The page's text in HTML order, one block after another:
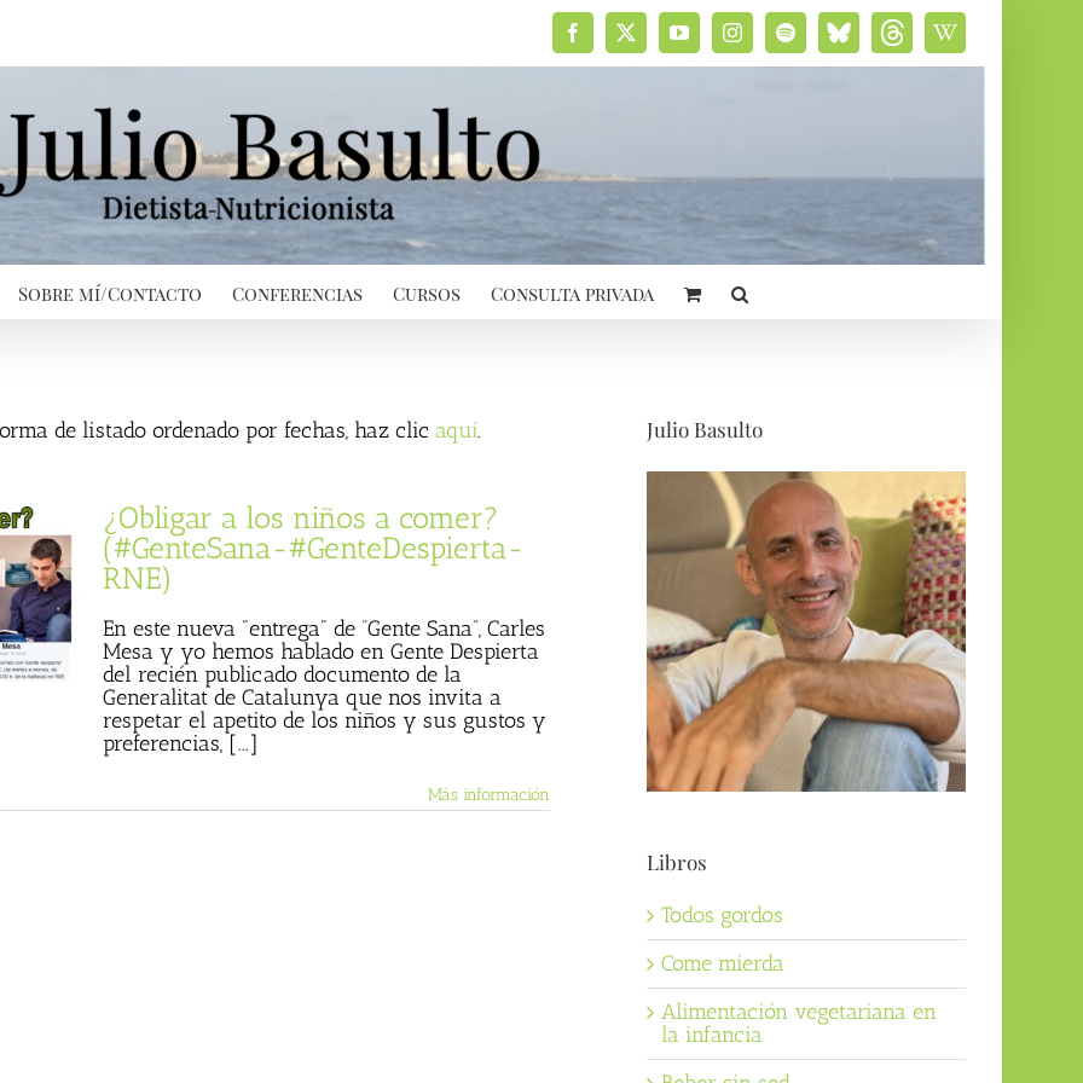
Facebook
X YouTubeInstagramSpotifyBluesky
social
ThreadsWikipedia
Sobre mí/Contacto Conferencias Cursos Consulta privada
de listado ordenado por fechas, haz clic aquí.
¿Obligar a los niños a comer?
(#GenteSana-#GenteDespierta-
RNE)
En este nueva "entrega" de “Gente Sana”, Carles
Mesa y yo hemos hablado en Gente Despierta
del recién publicado documento de la
Generalitat de Catalunya que nos invita a
respetar el apetito de los niños y sus gustos y
preferencias, [...]
Más información
Julio Basulto
Libros
Todos gordos
Come mierda
Alimentación vegetariana en
la infancia